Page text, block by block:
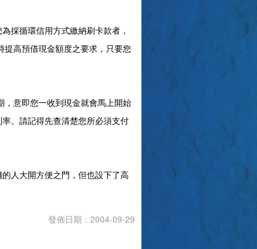
採循環信用方式繳納刷卡款者，
高預借現金額度之要求，只要您
意即您一收到現金就會馬上開始
。請記得先查清楚您所必須支付
人大開方便之門，但也設下了高
發佈日期：2004-09-29